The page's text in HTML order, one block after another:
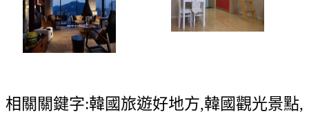
相關關鍵字:韓國旅遊好地方,韓國觀光景點,